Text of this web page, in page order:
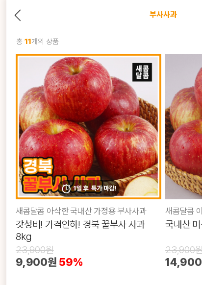
부사사과
총 11개의 상품
1일 후특가 마감!
새콤달콤 아삭한 국내산 가정용 부사사과
갓성비! 가격인하! 경북 꿀부사 사과
8kg
23,900원
9,900원 59%
새콤달콤
국내산
23,900
14,900